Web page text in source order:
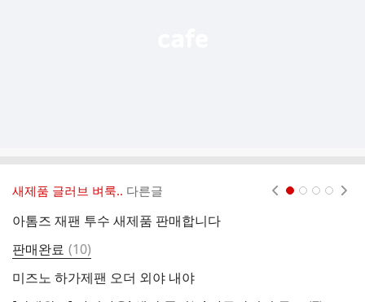
새제품 글러브 벼룩.. 다른글
아톰즈 재팬 투수 새제품 판매합니다
판매완료 댓
글
(10)
미즈노 하가제팬 오더 외야 내야